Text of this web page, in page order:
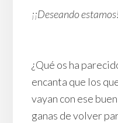
¡¡Deseando
¿Qué os ha
encanta que los
vayan con ese
ganas de volver